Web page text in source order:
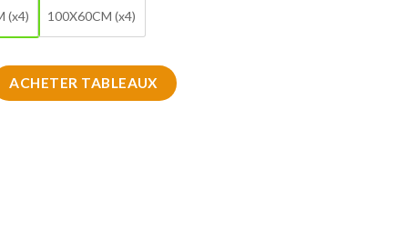
(x4) 100X60CM (x4)
mur pour la décoration
ACHETER TABLEAUX